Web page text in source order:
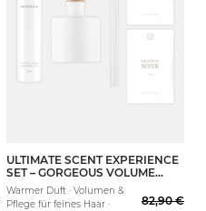
200ml
ULTIMATE SCENT EXPERIENCE
SET – GORGEOUS VOLUME
SHAMPOO
Warmer Duft · Volumen &
Pflege für feines Haar ·
82,90 €